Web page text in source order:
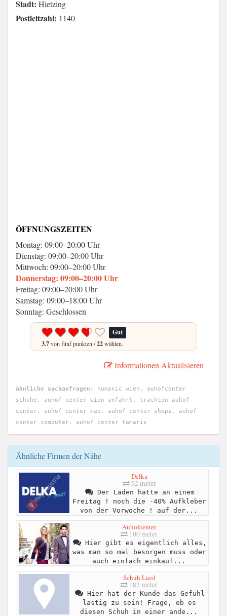
Stadt: Hietzing
Postleitzahl: 1140
ÖFFNUNGSZEITEN
Montag: 09:00–20:00 Uhr
Dienstag: 09:00–20:00 Uhr
Mittwoch: 09:00–20:00 Uhr
Donnerstag: 09:00–20:00 Uhr
Freitag: 09:00–20:00 Uhr
Samstag: 09:00–18:00 Uhr
Sonntag: Geschlossen
Gut
3.7von fünf punkten /22wählen.
Informationen Aktualisieren
ähnliche suchanfragen:
humanic wien, auhofcenter
schuhe, auhof center wien anfahrt, trachten auhof
center, auhof center map, auhof center shops, auhof
center computer, auhof center tamaris
Ähnliche Firmen der Nähe
Delka
92 meter
Der Laden hatte an einem
Freitag ! noch die -40% Aufkleber
von der Vorwoche ! auf der...
Auhofcenter
100 meter
Hier gibt es eigentlich alles,
was man so mal besorgen muss oder
auch einfach einkauf...
Schuh Liesl
182 meter
Hier hat der Kunde das Gefühl
lästig zu sein! Frage, ob es
diesen Schuh in einer ande...